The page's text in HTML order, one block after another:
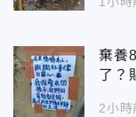
棄養
了？
2小時